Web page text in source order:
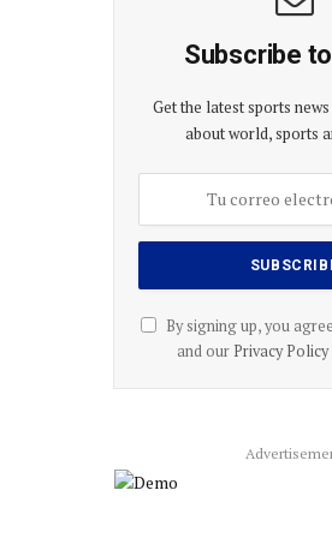
Subscribe
Get the latest sports
about world, sports
By signing up, you
and our Privacy Policy